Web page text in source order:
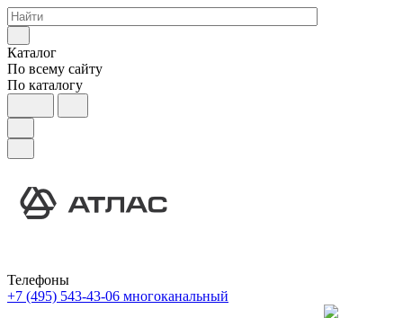
Каталог
По всему сайту
По каталогу
Телефоны
+7 (495) 543-43-06 многоканальный